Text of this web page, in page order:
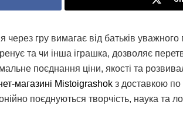
через гру вимагає від батьків
та чи інша іграшка, дозволяє
поєднання ціни, якості та
магазині Mistoigrashok з доставкою по
поєднуються творчість, наука та